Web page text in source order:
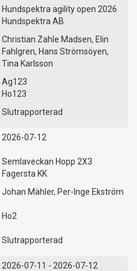
Hundspektra agility open 2026
Hundspektra AB
Christian Zahle Madsen, Elin
Fahlgren, Hans Strömsöyen,
Tina Karlsson
Ag123
Ho123
Slutrapporterad
2026-07-12
Semlaveckan Hopp 2X3
Fagersta KK
Johan Mähler, Per-Inge Ekström
Ho2
Slutrapporterad
2026-07-11 - 2026-07-12